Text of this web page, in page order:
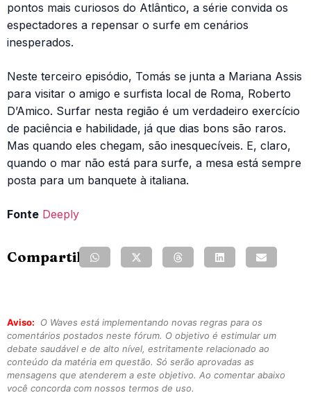
pontos mais curiosos do Atlântico, a série convida os
espectadores a repensar o surfe em cenários
inesperados.
Neste terceiro episódio, Tomás se junta a Mariana Assis
para visitar o amigo e surfista local de Roma, Roberto
D’Amico. Surfar nesta região é um verdadeiro exercício
de paciência e habilidade, já que dias bons são raros.
Mas quando eles chegam, são inesquecíveis. E, claro,
quando o mar não está para surfe, a mesa está sempre
posta para um banquete à italiana.
Fonte Deeply
Compartilhe:
Aviso:
O Waves está implementando novas regras para os
comentários postados neste fórum. O objetivo é estimular um
debate saudável e de alto nível, estritamente relacionado ao
conteúdo da matéria em questão. Só serão aprovadas as
mensagens que atenderem a este objetivo. Ao comentar abaixo
você concorda com nossos termos de uso.